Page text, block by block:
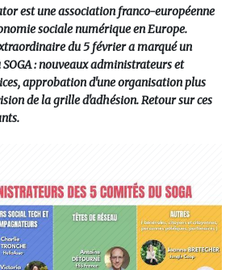
est une association franco-européenne
sociale numérique en Europe.
du 5 février a marqué un
: nouveaux administrateurs et
approbation d'une organisation plus
de la grille d'adhésion. Retour sur ces